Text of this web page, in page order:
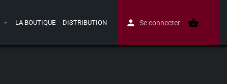
LA BOUTIQUE DISTRIBUTION Se connecter